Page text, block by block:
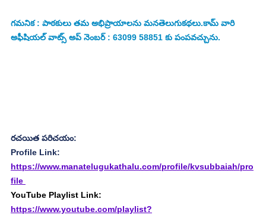
గమనిక : పాఠకులు తమ అభిప్రాయాలను మనతెలుగుకథలు.కామ్ వారి
అఫీషియల్ వాట్స్ అప్ నెంబర్ : 63099 58851 కు పంపవచ్చును.
రచయిత పరిచయం:
Profile Link:
https://www.manatelugukathalu.com/profile/kvsubbaiah/pro
file
YouTube Playlist Link:
https://www.youtube.com/playlist?